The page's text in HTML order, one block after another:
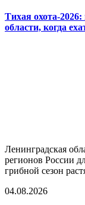
Тихая охота-
области, когда
Ленинградская
регионов России
грибной сезон
04.08.2026